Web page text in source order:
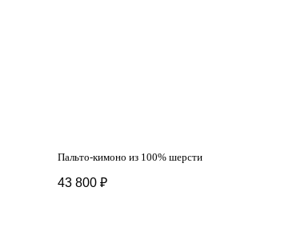
Пальто-кимоно из 100% шерсти
43 800 ₽